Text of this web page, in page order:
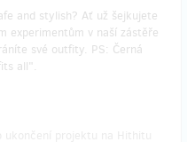
and stylish? Ať už šejkujete
experimentům v naší zástěře
své outfity. PS: Černá
all".